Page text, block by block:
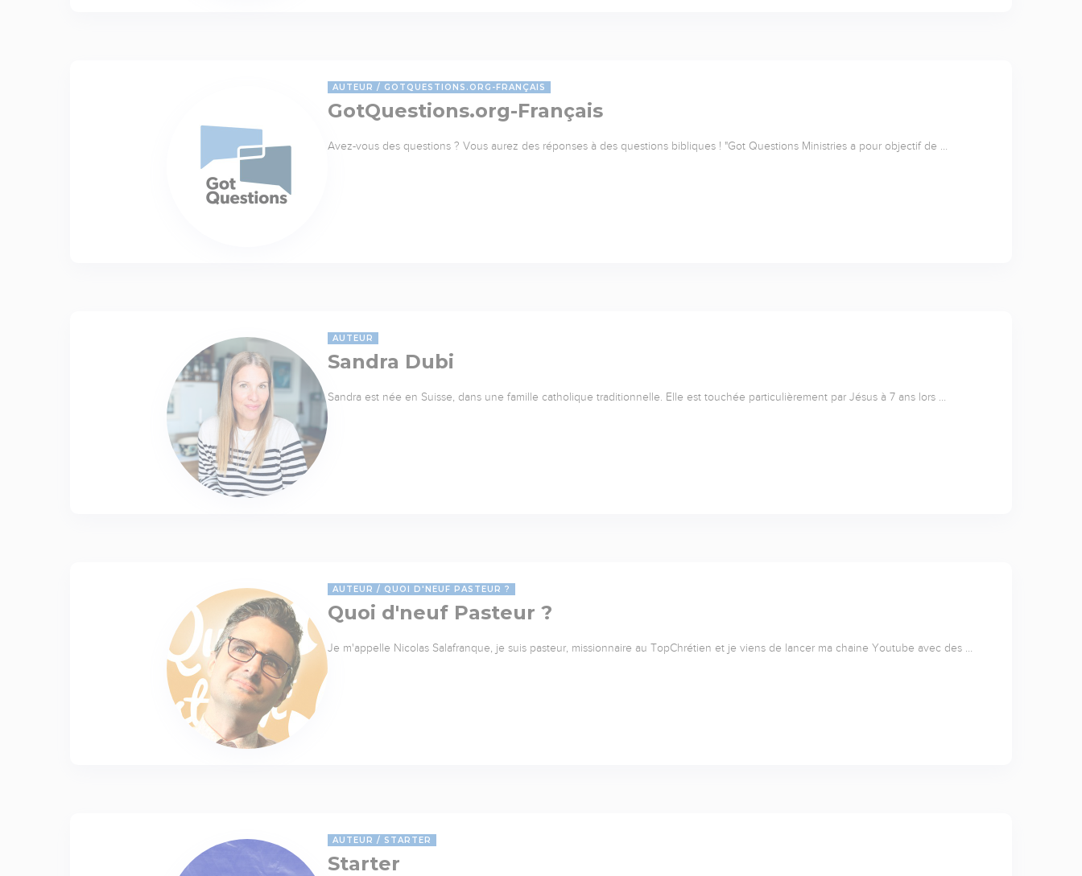
AUTEUR GOTQUESTIONS.ORG-FRANÇAIS
GotQuestions.org-Français
Avez-vous des questions ? Vous aurez des réponses à des questions bibliques ! "Got Questions Ministries a pour objectif de …
AUTEUR
Sandra Dubi
Sandra est née en Suisse, dans une famille catholique traditionnelle. Elle est touchée particulièrement par Jésus à 7 ans lors …
AUTEUR QUOI D'NEUF PASTEUR ?
Quoi d'neuf Pasteur ?
Je m'appelle Nicolas Salafranque, je suis pasteur, missionnaire au TopChrétien et je viens de lancer ma chaine Youtube avec des …
AUTEUR STARTER
Starter